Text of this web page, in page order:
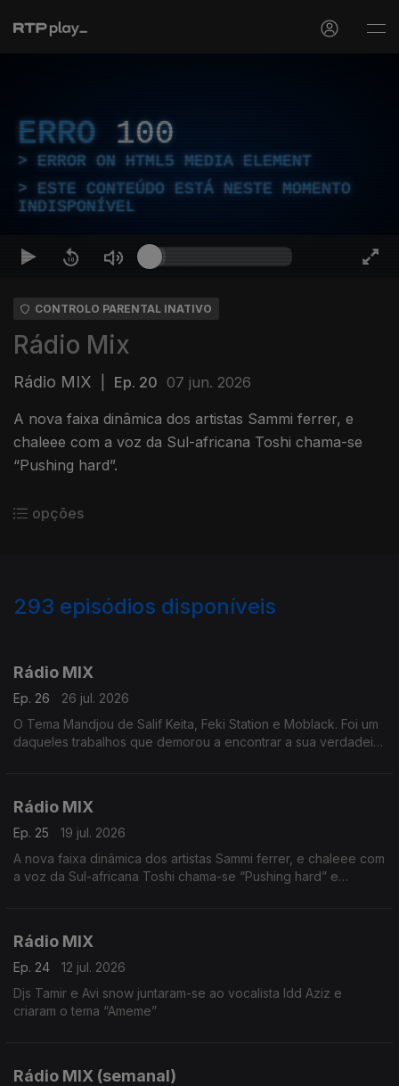
ERRO 100
ERROR ON HTML5 MEDIA ELEMENT
ESTE CONTEÚDO ESTÁ NESTE MOMENTO
INDISPONÍVEL
CONTROLO PARENTAL INATIVO
Rádio Mix
Rádio MIX Ep. 20 07 jun. 2026
A nova faixa dinâmica dos artistas Sammi ferrer, e
chaleee com a voz da Sul-africana Toshi chama-se
“Pushing hard”.
opções
293 episódios disponíveis
Rádio MIX
Ep. 26
26 jul. 2026
O Tema Mandjou de Salif Keita, Feki Station e Moblack. Foi um
daqueles trabalhos que demorou a encontrar a sua verdadeira
Rádio MIX
Ep. 25
19 jul. 2026
A nova faixa dinâmica dos artistas Sammi ferrer, e chaleee com
a voz da Sul-africana Toshi chama-se “Pushing hard” e
Rádio MIX
Ep. 24
12 jul. 2026
Djs Tamir e Avi snow juntaram-se ao vocalista Idd Aziz e
criaram o tema “Ameme”
Rádio MIX (semanal)